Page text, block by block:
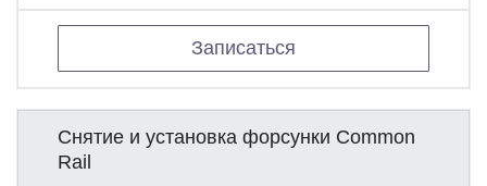
Записаться
Снятие и установка форсунки Common
Rail